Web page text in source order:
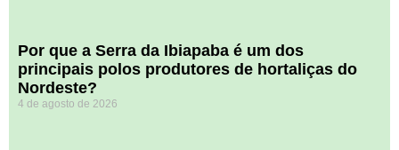
Por que a Serra da Ibiapaba é um dos
principais polos produtores de hortaliças do
Nordeste?
4 de agosto de 2026